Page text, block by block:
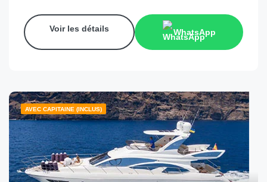
Voir les détails WhatsApp
AVEC CAPITAINE (INCLUS)